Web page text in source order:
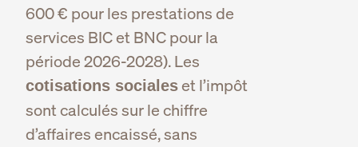
600 € pour les prestations de
services BIC et BNC pour la
période 2026-2028). Les
cotisations socialeset l’impôt
sont calculés sur le chiffre
d’affaires encaissé, sans